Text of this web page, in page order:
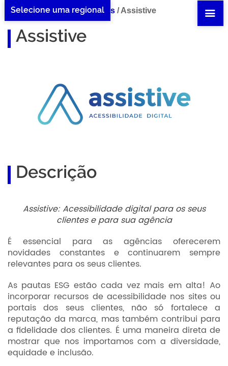
Selecione uma regional
Home Assistive/Benefícios /Assistive
Assistive
Descrição
Assistive: Acessibilidade digital para os seus
clientes e para sua agência
É essencial para as agências oferecerem
novidades constantes e continuarem sempre
relevantes para os seus clientes.
As pautas ESG estão cada vez mais em alta! Ao
incorporar recursos de acessibilidade nos sites ou
portais dos seus clientes, não só fortalece a
reputação da marca, mas também contribui para
a fidelidade dos clientes. É uma maneira direta de
mostrar que nos importamos com a diversidade,
equidade e inclusão.